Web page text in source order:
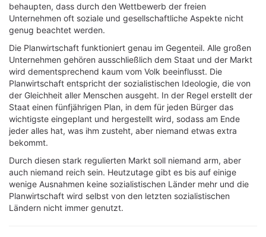
behaupten, dass durch den Wettbewerb der freien
Unternehmen oft soziale und gesellschaftliche Aspekte nicht
genug beachtet werden.
Die Planwirtschaft funktioniert genau im Gegenteil. Alle großen
Unternehmen gehören ausschließlich dem Staat und der Markt
wird dementsprechend kaum vom Volk beeinflusst. Die
Planwirtschaft entspricht der sozialistischen Ideologie, die von
der Gleichheit aller Menschen ausgeht. In der Regel erstellt der
Staat einen fünfjährigen Plan, in dem für jeden Bürger das
wichtigste eingeplant und hergestellt wird, sodass am Ende
jeder alles hat, was ihm zusteht, aber niemand etwas extra
bekommt.
Durch diesen stark regulierten Markt soll niemand arm, aber
auch niemand reich sein. Heutzutage gibt es bis auf einige
wenige Ausnahmen keine sozialistischen Länder mehr und die
Planwirtschaft wird selbst von den letzten sozialistischen
Ländern nicht immer genutzt.